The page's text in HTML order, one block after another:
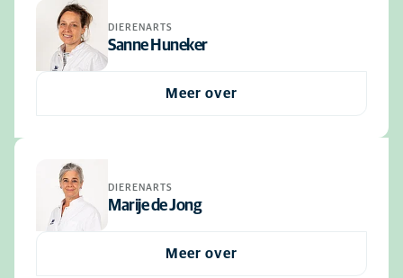
DIERENARTS
Sanne Huneker
Meer over
DIERENARTS
Marije de Jong
Meer over